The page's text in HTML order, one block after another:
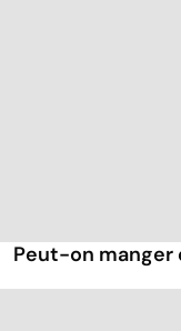
Peut-on manger